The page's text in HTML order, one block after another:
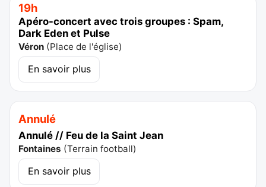
19h
Apéro-concert avec trois groupes : Spam,
Dark Eden et Pulse
Véron (Place de l'église)
En savoir plus
Annulé
Annulé // Feu de la Saint Jean
Fontaines (Terrain football)
En savoir plus